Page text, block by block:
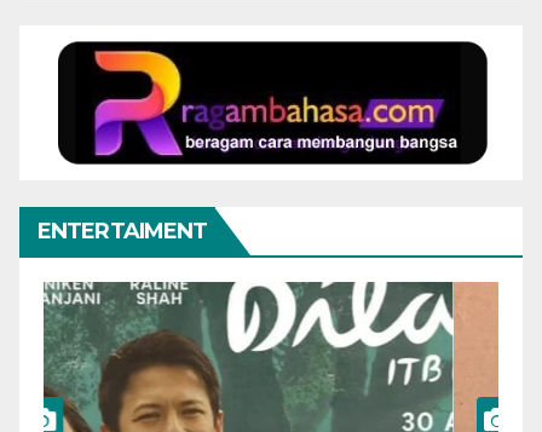
ENTERTAIMENT